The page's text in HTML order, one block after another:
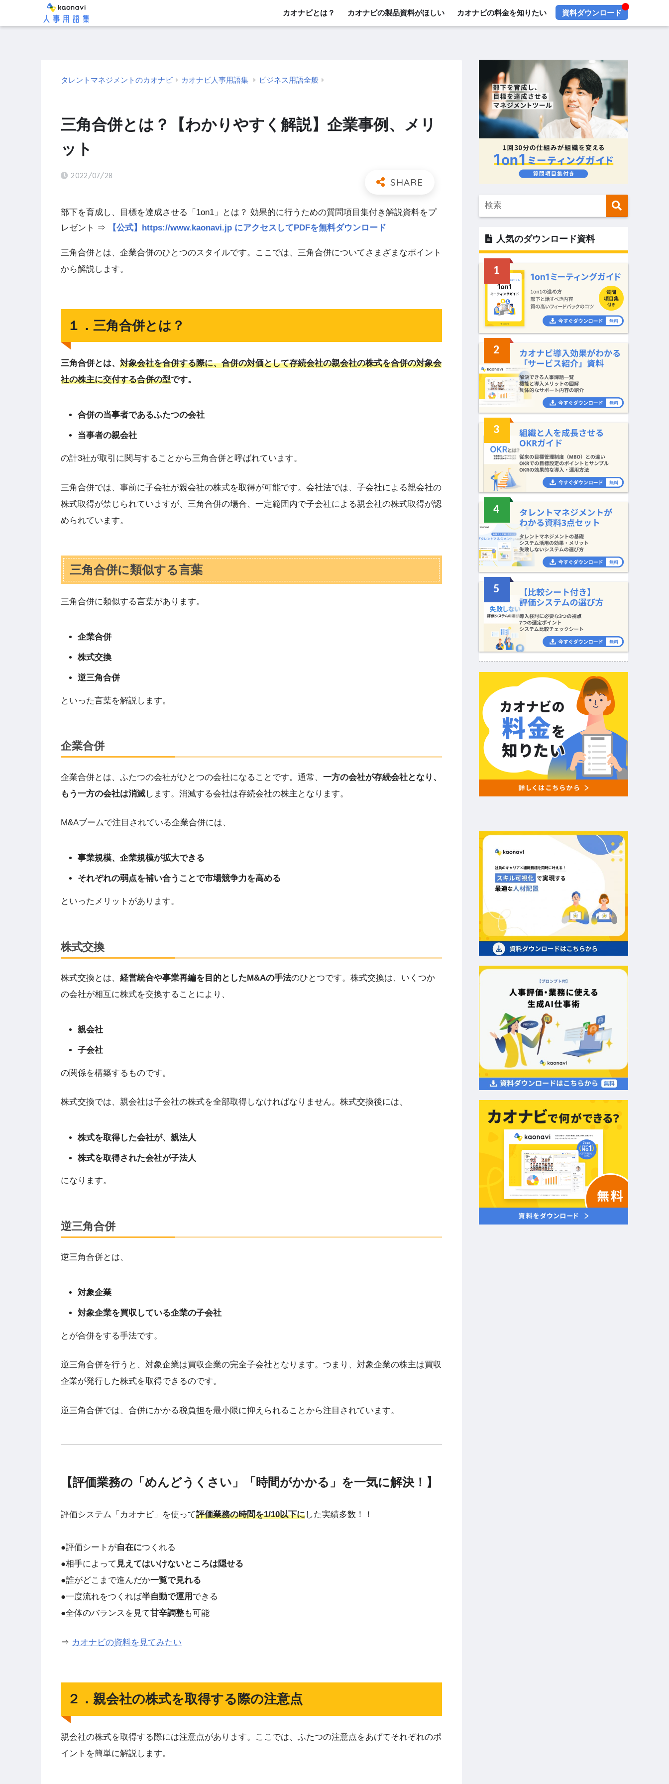
カオナビとは？ カオナビの製品資料がほしい カオナビの料金を知りたい 資料ダウンロード
タレントマネジメントのカオナビ カオナビ人事用語集 ビジネス用語全般
三角合併とは？【わかりやすく解説】企業事例、メリ
ット
2022/07/28
部下を育成し、目標を達成させる「1on1」とは？ 効果的に行うための質問項目集付き解説資料をプ
レゼント ⇒
【公式】https://www.kaonavi.jp にアクセスしてPDFを無料ダウンロード
三角合併とは、企業合併のひとつのスタイルです。ここでは、三角合併についてさまざまなポイント
から解説します。
１．三角合併とは？
三角合併とは、 対象会社を合併する際に、合併の対価として存続会社の親会社の株式を合併の対象会
社の株主に交付する合併の型です。
合併の当事者であるふたつの会社
当事者の親会社
の計3社が取引に関与することから三角合併と呼ばれています。
三角合併では、事前に子会社が親会社の株式を取得が可能です。会社法では、子会社による親会社の
株式取得が禁じられていますが、三角合併の場合、一定範囲内で子会社による親会社の株式取得が認
められています。
三角合併に類似する言葉
三角合併に類似する言葉があります。
企業合併
株式交換
逆三角合併
といった言葉を解説します。
企業合併
企業合併とは、ふたつの会社がひとつの会社になることです。通常、 一方の会社が存続会社となり、
もう一方の会社は消滅します。消滅する会社は存続会社の株主となります。
M&Aブームで注目されている企業合併には、
事業規模、企業規模が拡大できる
それぞれの弱点を補い合うことで市場競争力を高める
といったメリットがあります。
株式交換
株式交換とは、 経営統合や事業再編を目的としたM&Aの手法のひとつです。株式交換は、いくつか
の会社が相互に株式を交換することにより、
親会社
子会社
の関係を構築するものです。
株式交換では、親会社は子会社の株式を全部取得しなければなりません。株式交換後には、
株式を取得した会社が、親法人
株式を取得された会社が子法人
になります。
逆三角合併
逆三角合併とは、
対象企業
対象企業を買収している企業の子会社
とが合併をする手法です。
逆三角合併を行うと、対象企業は買収企業の完全子会社となります。つまり、対象企業の株主は買収
企業が発行した株式を取得できるのです。
逆三角合併では、合併にかかる税負担を最小限に抑えられることから注目されています。
【評価業務の「めんどうくさい」「時間がかかる」を一気に解決！】
評価システム「カオナビ」を使って評価業務の時間を1/10以下にした実績多数！！
●評価シートが自在につくれる
●相手によって 見えてはいけないところは隠せる
●誰がどこまで進んだか一覧で見れる
●一度流れをつくれば半自動で運用 できる
●全体のバランスを見て甘辛調整も可能
⇒ カオナビの資料を見てみたい
２．親会社の株式を取得する際の注意点
親会社の株式を取得する際には注意点があります。ここでは、ふたつの注意点をあげてそれぞれのポ
イントを簡単に解説します。
人気のダウンロード資料